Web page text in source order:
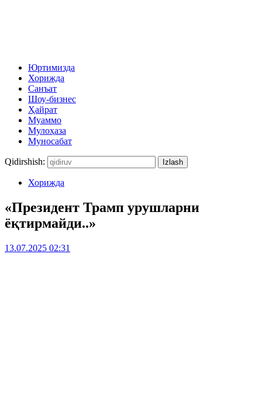
Юртимизда
Хорижда
Санъат
Шоу-бизнес
Ҳайрат
Муаммо
Мулоҳаза
Муносабат
Qidirshish:
Хорижда
«Президент Трамп урушларни
ёқтирмайди..»
13.07.2025 02:31